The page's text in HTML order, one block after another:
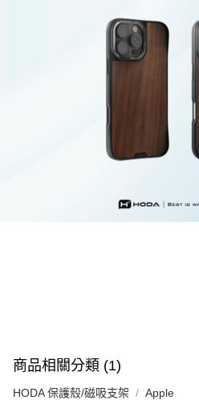
商品相關分類 (1)
HODA 保護殼/磁吸支架 Apple